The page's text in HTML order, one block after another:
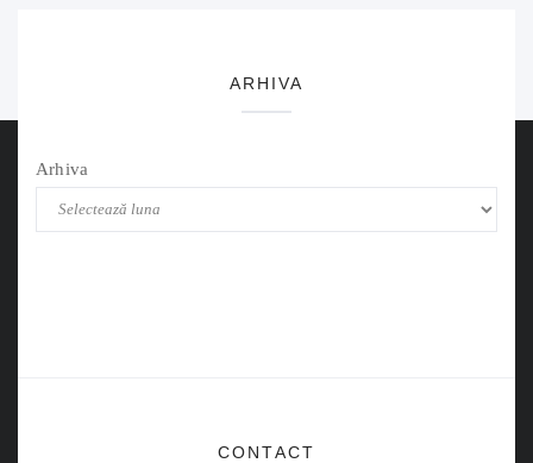
ARHIVA
Arhiva
CONTACT